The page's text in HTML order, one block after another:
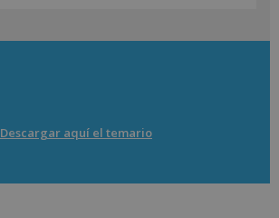
Descargar aquí el temario